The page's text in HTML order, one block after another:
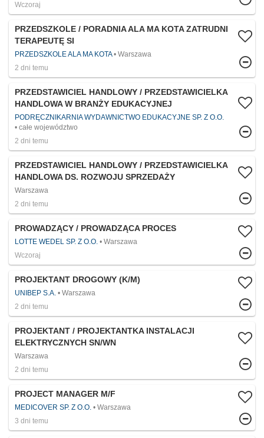
Wczoraj
PRZEDSZKOLE / PORADNIA ALA MA KOTA ZATRUDNI
TERAPEUTĘ SI
PRZEDSZKOLE ALA MA KOTA
Warszawa
2 dni temu
PRZEDSTAWICIEL HANDLOWY / PRZEDSTAWICIELKA
HANDLOWA W BRANŻY EDUKACYJNEJ
PODRĘCZNIKARNIA WYDAWNICTWO EDUKACYJNE SP. Z O.O.
całe województwo
2 dni temu
PRZEDSTAWICIEL HANDLOWY / PRZEDSTAWICIELKA
HANDLOWA DS. ROZWOJU SPRZEDAŻY
Warszawa
2 dni temu
PROWADZĄCY / PROWADZĄCA PROCES
LOTTE WEDEL SP. Z O.O.
Warszawa
Wczoraj
PROJEKTANT DROGOWY (K/M)
UNIBEP S.A.
Warszawa
2 dni temu
PROJEKTANT / PROJEKTANTKA INSTALACJI
ELEKTRYCZNYCH SN/WN
Warszawa
2 dni temu
PROJECT MANAGER M/F
MEDICOVER SP. Z O.O.
Warszawa
3 dni temu